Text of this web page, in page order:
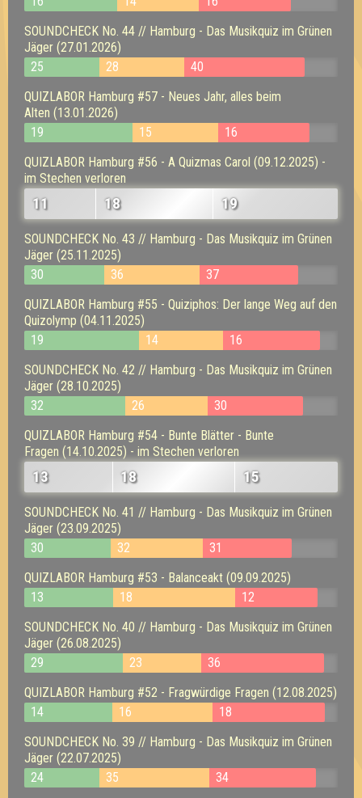
SOUNDCHECK No. 44 // Hamburg - Das Musikquiz im Grünen
Jäger (27.01.2026)
25
28
40
QUIZLABOR Hamburg #57 - Neues Jahr, alles beim
Alten (13.01.2026)
19
15
16
QUIZLABOR Hamburg #56 - A Quizmas Carol (09.12.2025) -
im Stechen verloren
11 18 19
SOUNDCHECK No. 43 // Hamburg - Das Musikquiz im Grünen
Jäger (25.11.2025)
30
36
37
QUIZLABOR Hamburg #55 - Quiziphos: Der lange Weg auf den
Quizolymp (04.11.2025)
19
14
16
SOUNDCHECK No. 42 // Hamburg - Das Musikquiz im Grünen
Jäger (28.10.2025)
32
26
30
QUIZLABOR Hamburg #54 - Bunte Blätter - Bunte
Fragen (14.10.2025) - im Stechen verloren
13 18 15
SOUNDCHECK No. 41 // Hamburg - Das Musikquiz im Grünen
Jäger (23.09.2025)
30
32
31
QUIZLABOR Hamburg #53 - Balanceakt (09.09.2025)
13
18
12
SOUNDCHECK No. 40 // Hamburg - Das Musikquiz im Grünen
Jäger (26.08.2025)
29
23
36
QUIZLABOR Hamburg #52 - Fragwürdige Fragen (12.08.2025)
14
16
18
SOUNDCHECK No. 39 // Hamburg - Das Musikquiz im Grünen
Jäger (22.07.2025)
24
35
34